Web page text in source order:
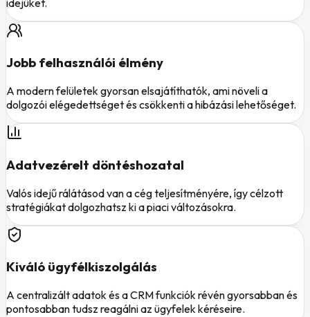
Jobb felhasználói élmény
A modern felületek gyorsan elsajátíthatók, ami növeli a
dolgozói elégedettséget és csökkenti a hibázási lehetőséget.
Adatvezérelt döntéshozatal
Valós idejű rálátásod van a cég teljesítményére, így célzott
stratégiákat dolgozhatsz ki a piaci változásokra.
Kiváló ügyfélkiszolgálás
A centralizált adatok és a CRM funkciók révén gyorsabban és
pontosabban tudsz reagálni az ügyfelek kéréseire.